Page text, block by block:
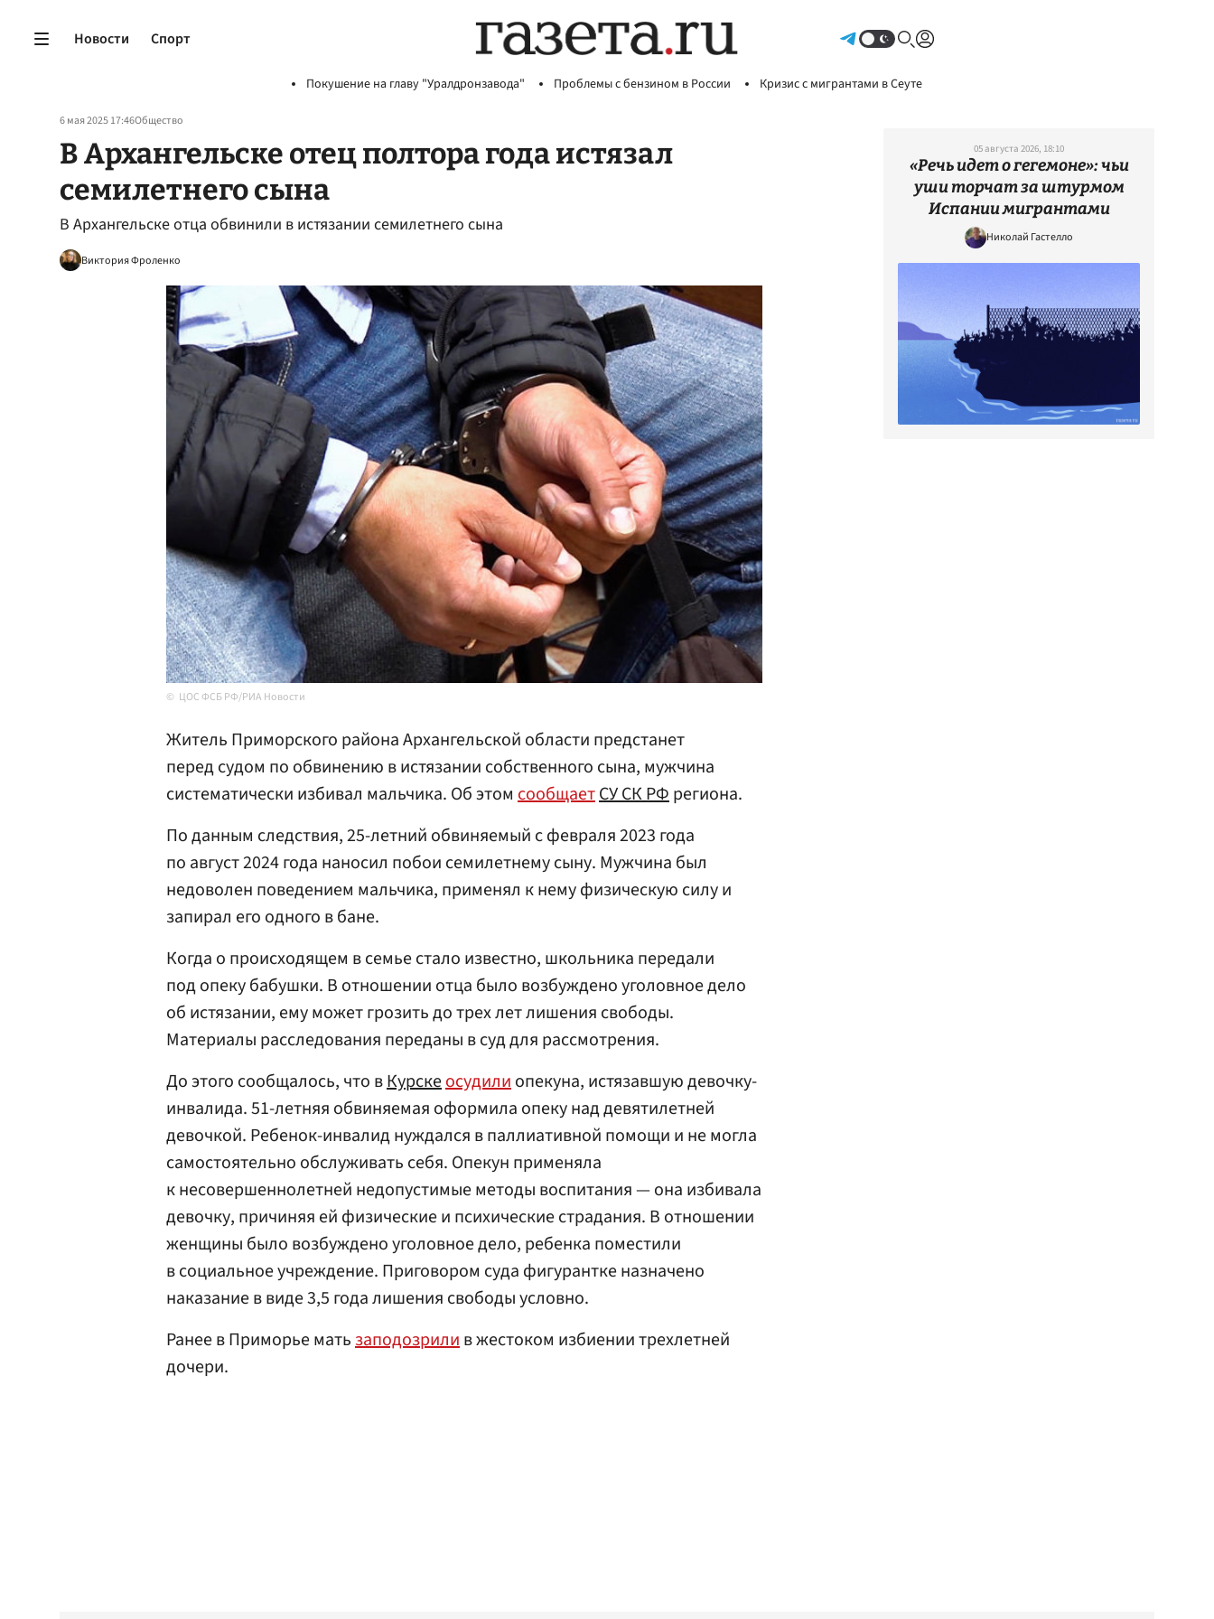
Новости Спорт
Покушение на главу "Уралдронзавода" Проблемы с бензином в России Кризис с мигрантами в Сеуте
6 мая 2025 17:46Общество
В Архангельске отец полтора года истязал
семилетнего сына
В Архангельске отца обвинили в истязании семилетнего сына
Виктория Фроленко
ЦОС ФСБ РФ/РИА Новости
Житель Приморского района Архангельской области предстанет
перед судом по обвинению в истязании собственного сына, мужчина
систематически избивал мальчика. Об этом сообщаетСУ СК РФрегиона.
По данным следствия, 25-летний обвиняемый с февраля 2023 года
по август 2024 года наносил побои семилетнему сыну. Мужчина был
недоволен поведением мальчика, применял к нему физическую силу и
запирал его одного в бане.
Когда о происходящем в семье стало известно, школьника передали
под опеку бабушки. В отношении отца было возбуждено уголовное дело
об истязании, ему может грозить до трех лет лишения свободы.
Материалы расследования переданы в суд для рассмотрения.
До этого сообщалось, что вКурскеосудилиопекуна, истязавшую девочку-
инвалида. 51-летняя обвиняемая оформила опеку над девятилетней
девочкой. Ребенок-инвалид нуждался в паллиативной помощи и не могла
самостоятельно обслуживать себя. Опекун применяла
к несовершеннолетней недопустимые методы воспитания — она избивала
девочку, причиняя ей физические и психические страдания. В отношении
женщины было возбуждено уголовное дело, ребенка поместили
в социальное учреждение. Приговором суда фигурантке назначено
наказание в виде 3,5 года лишения свободы условно.
Ранее в Приморье матьзаподозрилив жестоком избиении трехлетней
дочери.
05 августа 2026, 18:10
«Речь идет о гегемоне»: чьи
уши торчат за штурмом
Испании мигрантами
Николай Гастелло